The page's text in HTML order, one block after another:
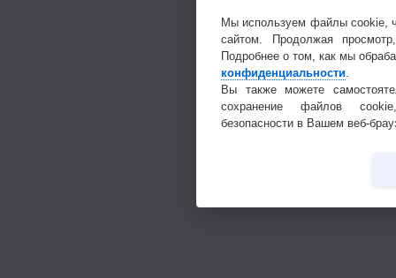
Мы используем файлы cookie,
сайтом. Продолжая
Подробнее о том, как мы
конфиденциальности
Вы также можете
сохранение файлов
безопасности в Вашем веб-